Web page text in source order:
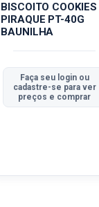
BISCOITO COOKIES
PIRAQUE PT-40G
BAUNILHA
Faça seu login ou
cadastre-se para ver
preços e comprar